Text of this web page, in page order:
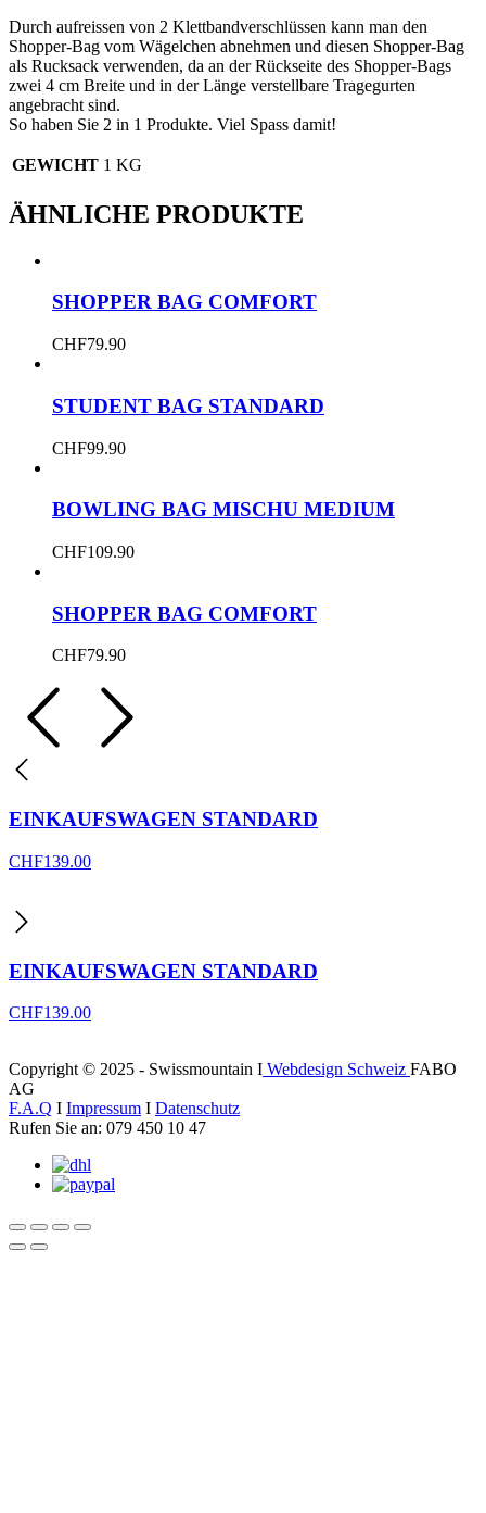
Durch aufreissen von 2 Klettbandverschlüssen kann man den
Shopper-Bag vom Wägelchen abnehmen und diesen Shopper-Bag
als Rucksack verwenden, da an der Rückseite des Shopper-Bags
zwei 4 cm Breite und in der Länge verstellbare Tragegurten
angebracht sind.
So haben Sie 2 in 1 Produkte. Viel Spass damit!
GEWICHT 1 KG
ÄHNLICHE PRODUKTE
SHOPPER BAG COMFORT
CHF79.90
STUDENT BAG STANDARD
CHF99.90
BOWLING BAG MISCHU MEDIUM
CHF109.90
SHOPPER BAG COMFORT
CHF79.90
EINKAUFSWAGEN STANDARD
CHF139.00
EINKAUFSWAGEN STANDARD
CHF139.00
Copyright © 2025 - Swissmountain I Webdesign Schweiz FABO
AG
F.A.Q I Impressum I Datenschutz
Rufen Sie an: 079 450 10 47